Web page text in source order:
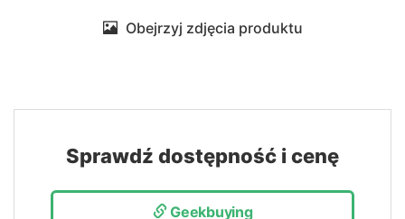
Obejrzyj zdjęcia produktu
Sprawdź dostępność i cenę
Geekbuying